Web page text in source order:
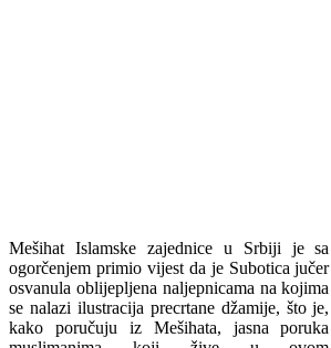
Mešihat Islamske zajednice u Srbiji je sa
ogorčenjem primio vijest da je Subotica jučer
osvanula oblijepljena naljepnicama na kojima
se nalazi ilustracija precrtane džamije, što je,
kako poručuju iz Mešihata, jasna poruka